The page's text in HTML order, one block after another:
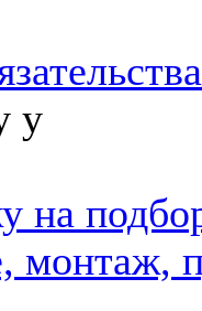
у
на
монтаж,